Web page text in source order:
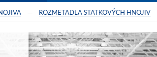
ROZMETADLA STATKOVÝCH HNOJIV